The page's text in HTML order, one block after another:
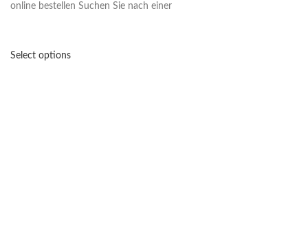
online bestellen Suchen Sie nach einer
Select options